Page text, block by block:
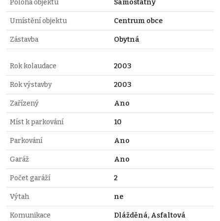
Poloha objektu Samostatný
Umístění objektu Centrum obce
Zástavba Obytná
Rok kolaudace 2003
Rok výstavby 2003
Zařízený Ano
Míst k parkování 10
Parkování Ano
Garáž Ano
Počet garáží 2
Výtah ne
Komunikace Dlážděná, Asfaltová